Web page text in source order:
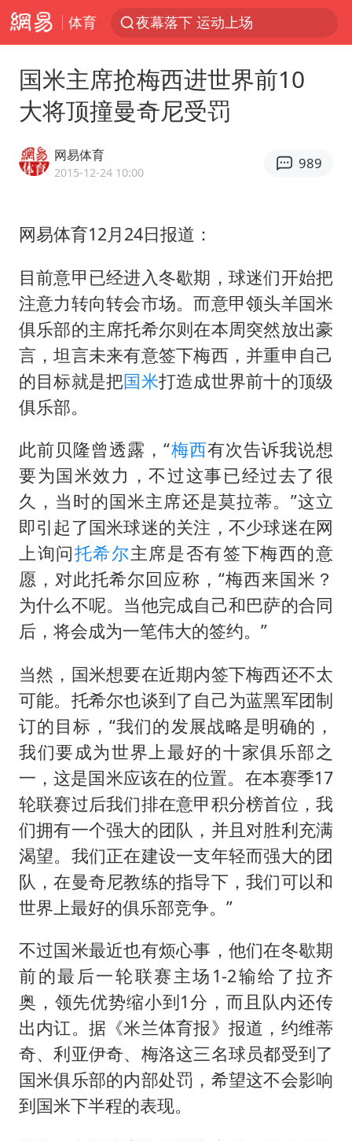
体育
夜幕落下 运动上场
泰交通部副部长回应中国游客遭歧视
Meta被判支付5.67亿美元
中信证券：预计铜板块将迎来共振上涨
“空调24小时开着更省电”不实
47岁妈妈突然产女 26岁女儿：很震惊
OpenAI为免费用户升级GPT-5.6 Luna
“中国蔬菜之乡”最高温达41.8℃
段绚竞因公牺牲 年仅44岁
97岁英国奶奶飞上天再破吉尼斯纪录
女子开一天一夜空调后二氧化碳中毒
奋进开新局 实干挑大梁
国米主席抢梅西进世界前10
大将顶撞曼奇尼受罚
网易体育
2015-12-24 10:00
989
网易体育12月24日报道：
目前意甲已经进入冬歇期，球迷们开始把
注意力转向转会市场。而意甲领头羊国米
俱乐部的主席托希尔则在本周突然放出豪
言，坦言未来有意签下梅西，并重申自己
的目标就是把国米打造成世界前十的顶级
俱乐部。
此前贝隆曾透露，“梅西有次告诉我说想
要为国米效力，不过这事已经过去了很
久，当时的国米主席还是莫拉蒂。”这立
即引起了国米球迷的关注，不少球迷在网
上询问托希尔主席是否有签下梅西的意
愿，对此托希尔回应称，“梅西来国米？
为什么不呢。当他完成自己和巴萨的合同
后，将会成为一笔伟大的签约。”
当然，国米想要在近期内签下梅西还不太
可能。托希尔也谈到了自己为蓝黑军团制
订的目标，“我们的发展战略是明确的，
我们要成为世界上最好的十家俱乐部之
一，这是国米应该在的位置。在本赛季17
轮联赛过后我们排在意甲积分榜首位，我
们拥有一个强大的团队，并且对胜利充满
渴望。我们正在建设一支年轻而强大的团
队，在曼奇尼教练的指导下，我们可以和
世界上最好的俱乐部竞争。”
不过国米最近也有烦心事，他们在冬歇期
前的最后一轮联赛主场1-2输给了拉齐
奥，领先优势缩小到1分，而且队内还传
出内讧。据《米兰体育报》报道，约维蒂
奇、利亚伊奇、梅洛这三名球员都受到了
国米俱乐部的内部处罚，希望这不会影响
到国米下半程的表现。